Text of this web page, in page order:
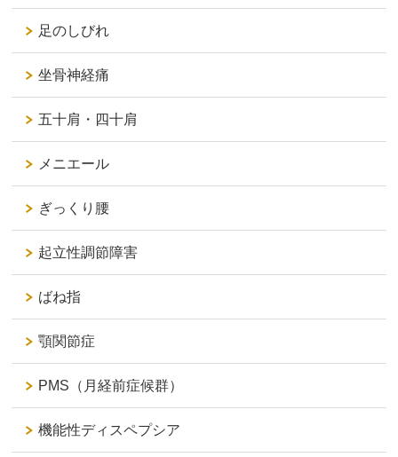
足のしびれ
坐骨神経痛
五十肩・四十肩
メニエール
ぎっくり腰
起立性調節障害
ばね指
顎関節症
PMS（月経前症候群）
機能性ディスペプシア